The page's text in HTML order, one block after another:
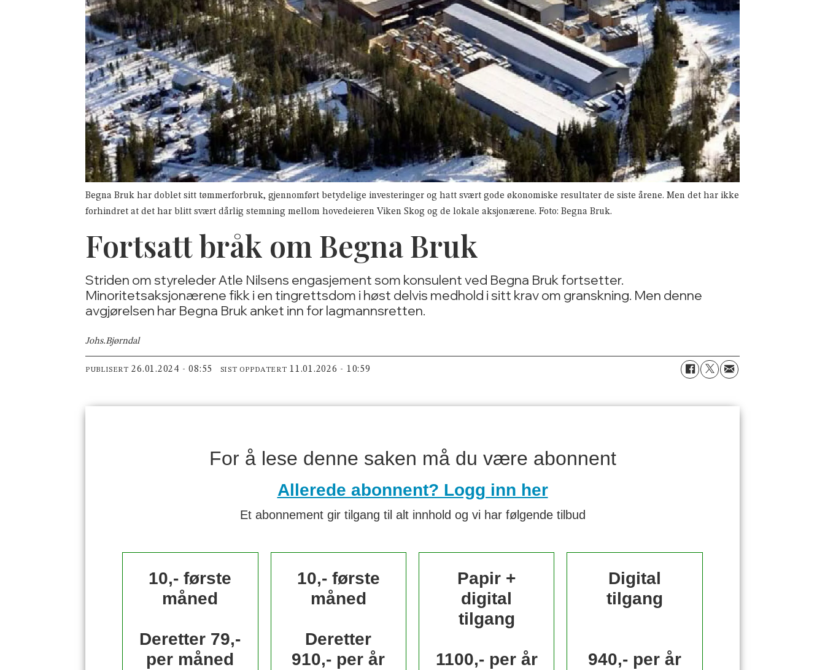
Begna Bruk har doblet sitt tømmerforbruk, gjennomført betydelige investeringer og hatt svært gode økonomiske resultater de siste årene. Men det har ikke
forhindret at det har blitt svært dårlig stemning mellom hovedeieren Viken Skog og de lokale aksjonærene. Foto: Begna Bruk.
Fortsatt bråk om Begna Bruk
Striden om styreleder Atle Nilsens engasjement som konsulent ved Begna Bruk fortsetter.
Minoritetsaksjonærene fikk i en tingrettsdom i høst delvis medhold i sitt krav om granskning. Men denne
avgjørelsen har Begna Bruk anket inn for lagmannsretten.
Johs.Bjørndal
PUBLISERT 26.01.2024 - 08:55 SIST OPPDATERT 11.01.2026 - 10:59
For å lese denne saken må du være abonnent
Allerede abonnent? Logg inn her
Et abonnement gir tilgang til alt innhold og vi har følgende tilbud
10,- første
måned
Deretter 79,-
per måned
10,- første
måned
Deretter
910,- per år
Papir +
digital
tilgang
1100,- per år
Digital
tilgang
940,- per år